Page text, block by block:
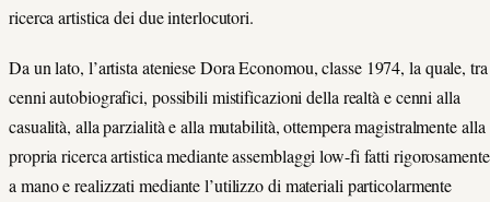
ricerca artistica dei due interlocutori.
Da un lato, l’artista ateniese Dora Economou, classe 1974, la quale, tra
cenni autobiografici, possibili mistificazioni della realtà e cenni alla
casualità, alla parzialità e alla mutabilità, ottempera magistralmente alla
propria ricerca artistica mediante assemblaggi low-fi fatti rigorosamente
a mano e realizzati mediante l’utilizzo di materiali particolarmente